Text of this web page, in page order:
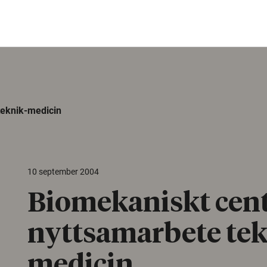
medicin
10 september 2004
Biomekaniskt
nyttsamarbete